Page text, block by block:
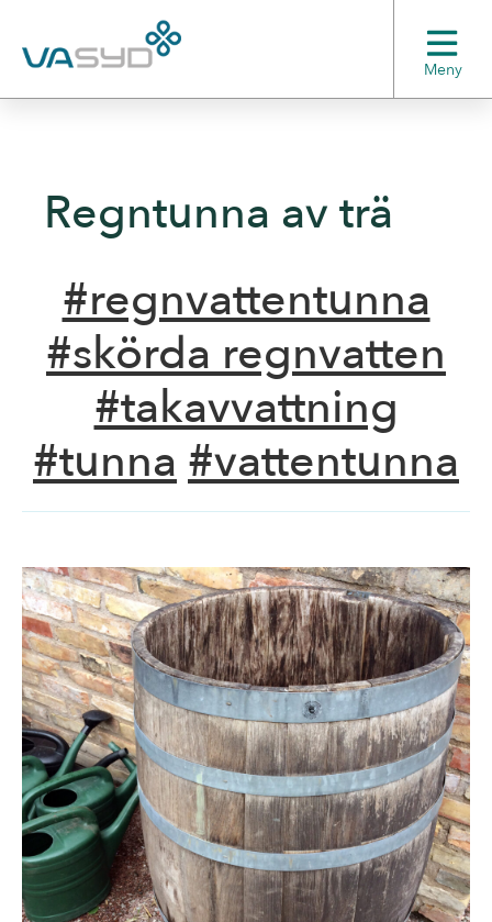
Meny
Regntunna av trä
#regnvattentunna
#skörda regnvatten
#takavvattning
#tunna #vattentunna